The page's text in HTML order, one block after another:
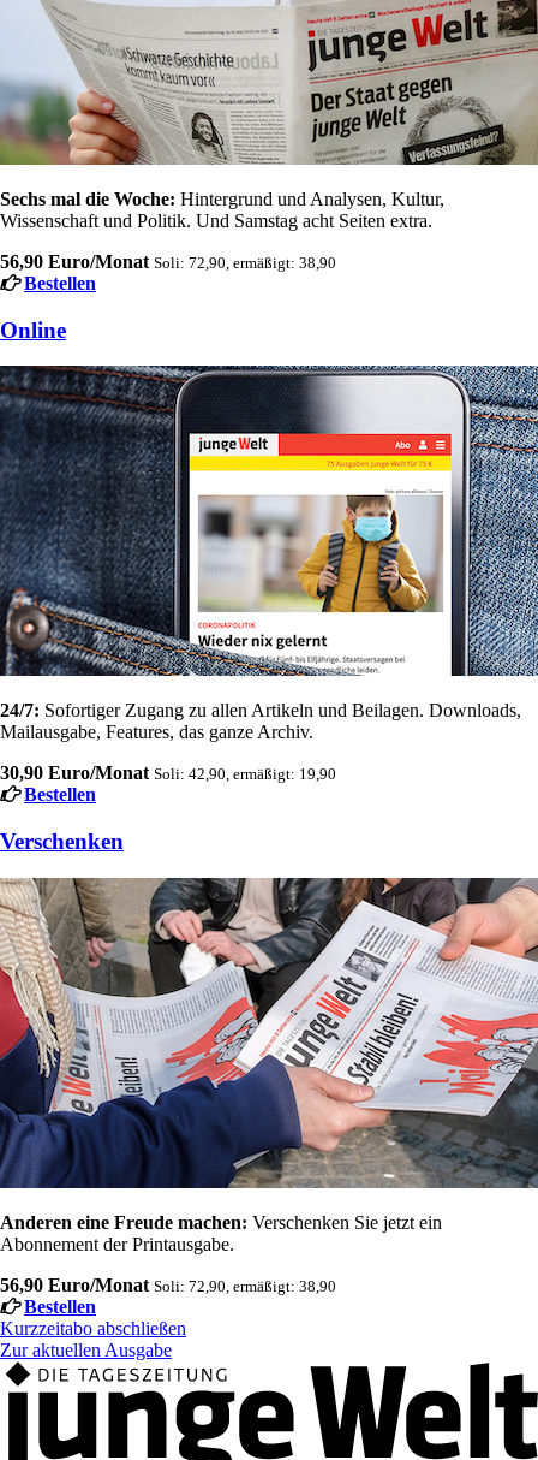
Sechs mal die Woche: Hintergrund und Analysen, Kultur,
Wissenschaft und Politik. Und Samstag acht Seiten extra.
56,90 Euro/Monat Soli: 72,90, ermäßigt: 38,90
Bestellen
Online
24/7: Sofortiger Zugang zu allen Artikeln und Beilagen. Downloads,
Mailausgabe, Features, das ganze Archiv.
30,90 Euro/Monat Soli: 42,90, ermäßigt: 19,90
Bestellen
Verschenken
Anderen eine Freude machen: Verschenken Sie jetzt ein
Abonnement der Printausgabe.
56,90 Euro/Monat Soli: 72,90, ermäßigt: 38,90
Bestellen
Kurzzeitabo abschließen
Zur aktuellen Ausgabe